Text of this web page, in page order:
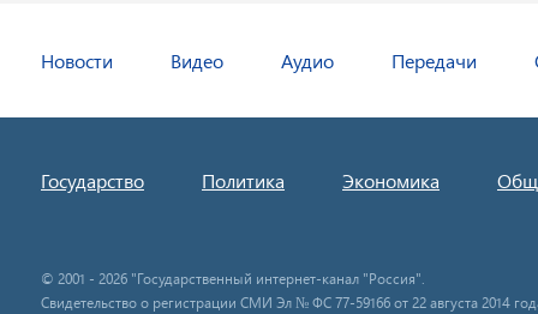
Новости Видео Аудио Передачи
Государство Политика Экономика
© 2001 - 2026 "Государственный интернет-канал "Россия".
Свидетельство о регистрации СМИ Эл № ФС 77-59166 от 22 августа 2014